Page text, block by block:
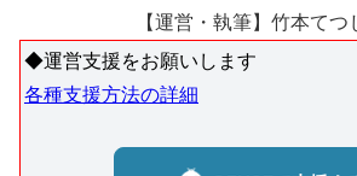
【運営・執筆】竹本てつ
◆運営支援をお願いします
各種支援方法の詳細